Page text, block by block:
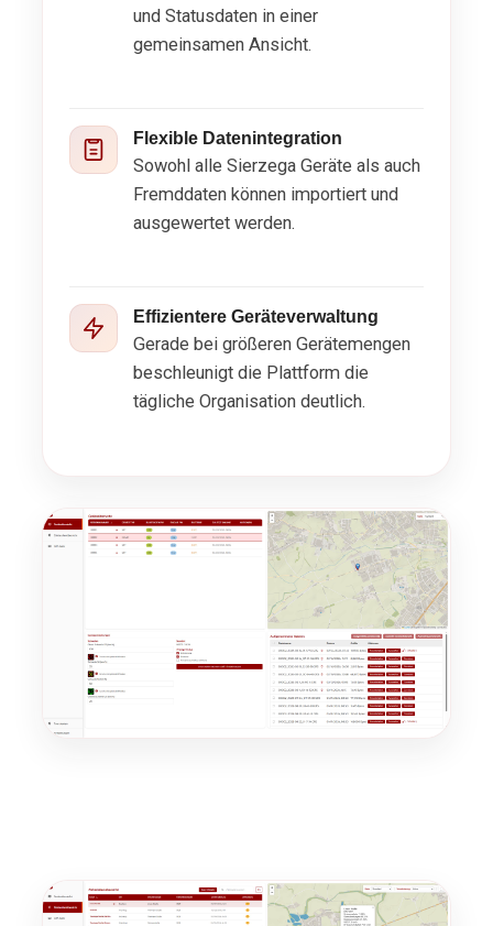
und Statusdaten in einer
gemeinsamen Ansicht.
Flexible Datenintegration
Sowohl alle Sierzega Geräte als auch
Fremddaten können importiert und
ausgewertet werden.
Effizientere Geräteverwaltung
Gerade bei größeren Gerätemengen
beschleunigt die Plattform die
tägliche Organisation deutlich.